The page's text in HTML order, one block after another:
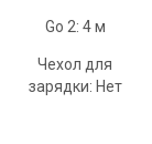
Go 2: 4 м
Чехол для
зарядки: Нет